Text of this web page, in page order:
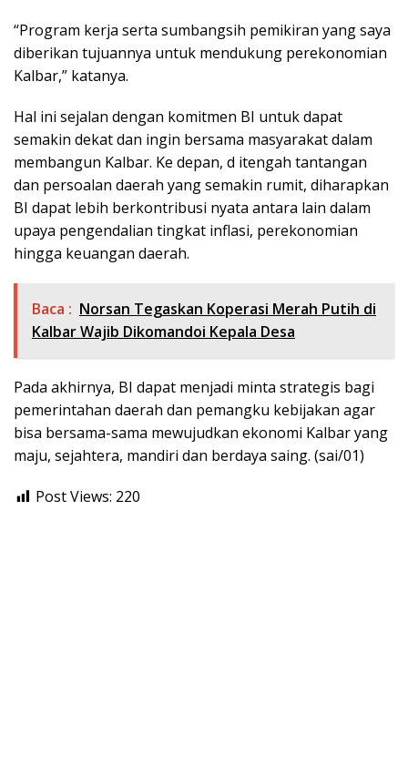
“Program kerja serta sumbangsih pemikiran yang saya
diberikan tujuannya untuk mendukung perekonomian
Kalbar,” katanya.
Hal ini sejalan dengan komitmen BI untuk dapat
semakin dekat dan ingin bersama masyarakat dalam
membangun Kalbar. Ke depan, d itengah tantangan
dan persoalan daerah yang semakin rumit, diharapkan
BI dapat lebih berkontribusi nyata antara lain dalam
upaya pengendalian tingkat inflasi, perekonomian
hingga keuangan daerah.
Baca : Norsan Tegaskan Koperasi Merah Putih di
Kalbar Wajib Dikomandoi Kepala Desa
Pada akhirnya, BI dapat menjadi minta strategis bagi
pemerintahan daerah dan pemangku kebijakan agar
bisa bersama-sama mewujudkan ekonomi Kalbar yang
maju, sejahtera, mandiri dan berdaya saing. (sai/01)
Post Views: 220